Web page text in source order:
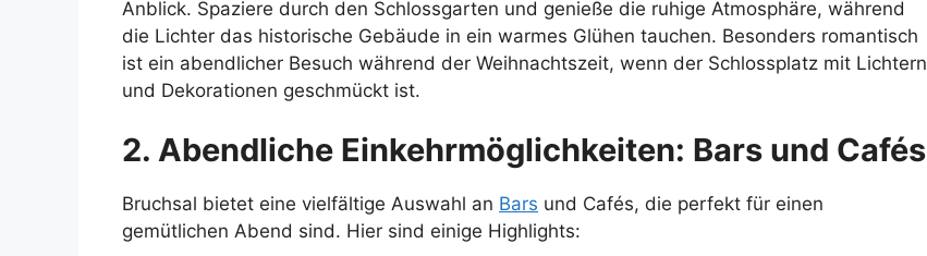
Anblick. Spaziere durch den Schlossgarten und genieße die ruhige Atmosphäre, während
die Lichter das historische Gebäude in ein warmes Glühen tauchen. Besonders romantisch
ist ein abendlicher Besuch während der Weihnachtszeit, wenn der Schlossplatz mit Lichtern
und Dekorationen geschmückt ist.
2. Abendliche Einkehrmöglichkeiten: Bars und Cafés
Bruchsal bietet eine vielfältige Auswahl an Bars und Cafés, die perfekt für einen
gemütlichen Abend sind. Hier sind einige Highlights: